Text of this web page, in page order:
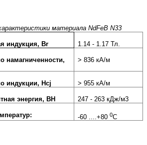
материала NdFeB N33
индукция, Br 1.14 - 1.17 Тл.
намагниченности,
> 836 кА/м
индукции, Hcj > 955 кА/м
энергия, BH 247 - 263 кДж/м3
-60 ....+800С